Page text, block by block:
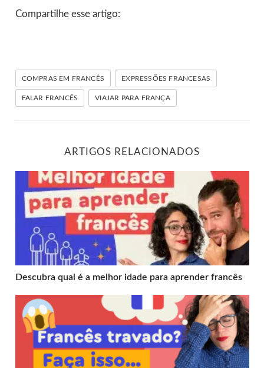
Compartilhe esse artigo:
COMPRAS EM FRANCÊS EXPRESSÕES FRANCESAS
FALAR FRANCÊS VIAJAR PARA FRANÇA
ARTIGOS RELACIONADOS
Descubra qual é a melhor idade para aprender francês
Descubra qual é a melhor idade para aprender francês
7 dicas para falar francês sem travar